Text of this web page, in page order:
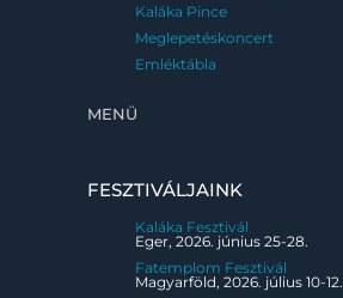
Kaláka Pince
Meglepetéskoncert
Emléktábla
MENÜ
FESZTIVÁLJAINK
Kaláka Fesztivál
Eger, 2026. június 25-28.
Fatemplom Fesztivál
Magyarföld, 2026. július 10-12.